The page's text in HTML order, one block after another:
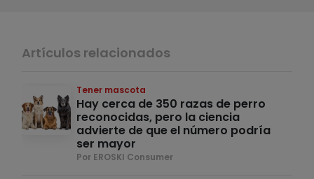
Artículos relacionados
Tener mascota
Hay cerca de 350 razas de perro
reconocidas, pero la ciencia
advierte de que el número podría
ser mayor
Por EROSKI Consumer